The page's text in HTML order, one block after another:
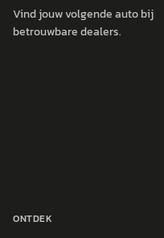
Vind jouw volgende auto bij
betrouwbare dealers.
ONTDEK